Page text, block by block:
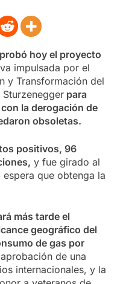
hoy el proyecto
impulsada por el
y Transformación del
para
la derogación de
obsoletas.
positivos, 96
y fue girado al
que obtenga la
más tarde el
geográfico del
de gas por
de una
internacionales, y la